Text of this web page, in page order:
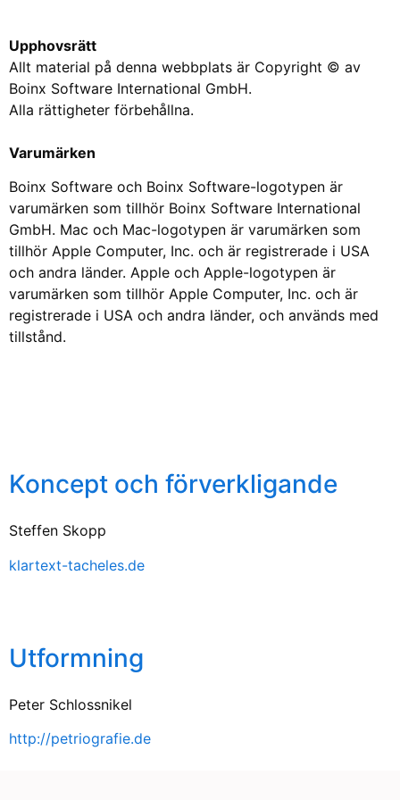
Upphovsrätt
Allt material på denna webbplats är Copyright © av
Boinx Software International GmbH.
Alla rättigheter förbehållna.
Varumärken
Boinx Software och Boinx Software-logotypen är
varumärken som tillhör Boinx Software International
GmbH. Mac och Mac-logotypen är varumärken som
tillhör Apple Computer, Inc. och är registrerade i USA
och andra länder. Apple och Apple-logotypen är
varumärken som tillhör Apple Computer, Inc. och är
registrerade i USA och andra länder, och används med
tillstånd.
Koncept och förverkligande
Steffen Skopp
klartext-tacheles.de
Utformning
Peter Schlossnikel
http://petriografie.de